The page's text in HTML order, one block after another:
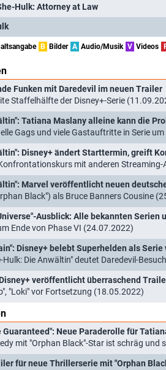
Hulk: Attorney at Law
B Bilder A Audio/Musik V Videos
Funken mit Daredevil im neuen Trailer
Staffelhälfte der Disney+-Serie
Gags und viele Gastauftritte in Serie
Disney+ ändert Starttermin, greift
mit anderen
Marvel veröffentlicht neuen
Black") als Bruce Banners Cousine
Ausblick: Alle bekannten Serien
Ende von Phase VI (24.07.2022)
Disney+ belebt Superhelden als Serie
Hulk: Die Anwältin" deutet Daredevil-
veröffentlicht überraschend Trailer zur
"Loki" vor Fortsetzung (18.05.2022)
Guaranteed": Neue Paraderolle für
mit "Orphan Black"-Star ist schräg und
für neue Thrillerserie mit "Orphan